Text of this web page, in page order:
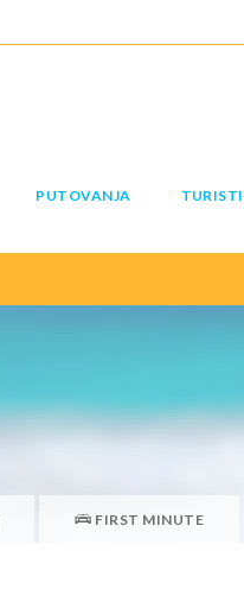
PUTOVANJA
FIRST MINUTE